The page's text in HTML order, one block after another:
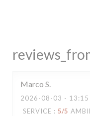
Marco S
2026-08-03 - 13:15
SERVICE : 5/5